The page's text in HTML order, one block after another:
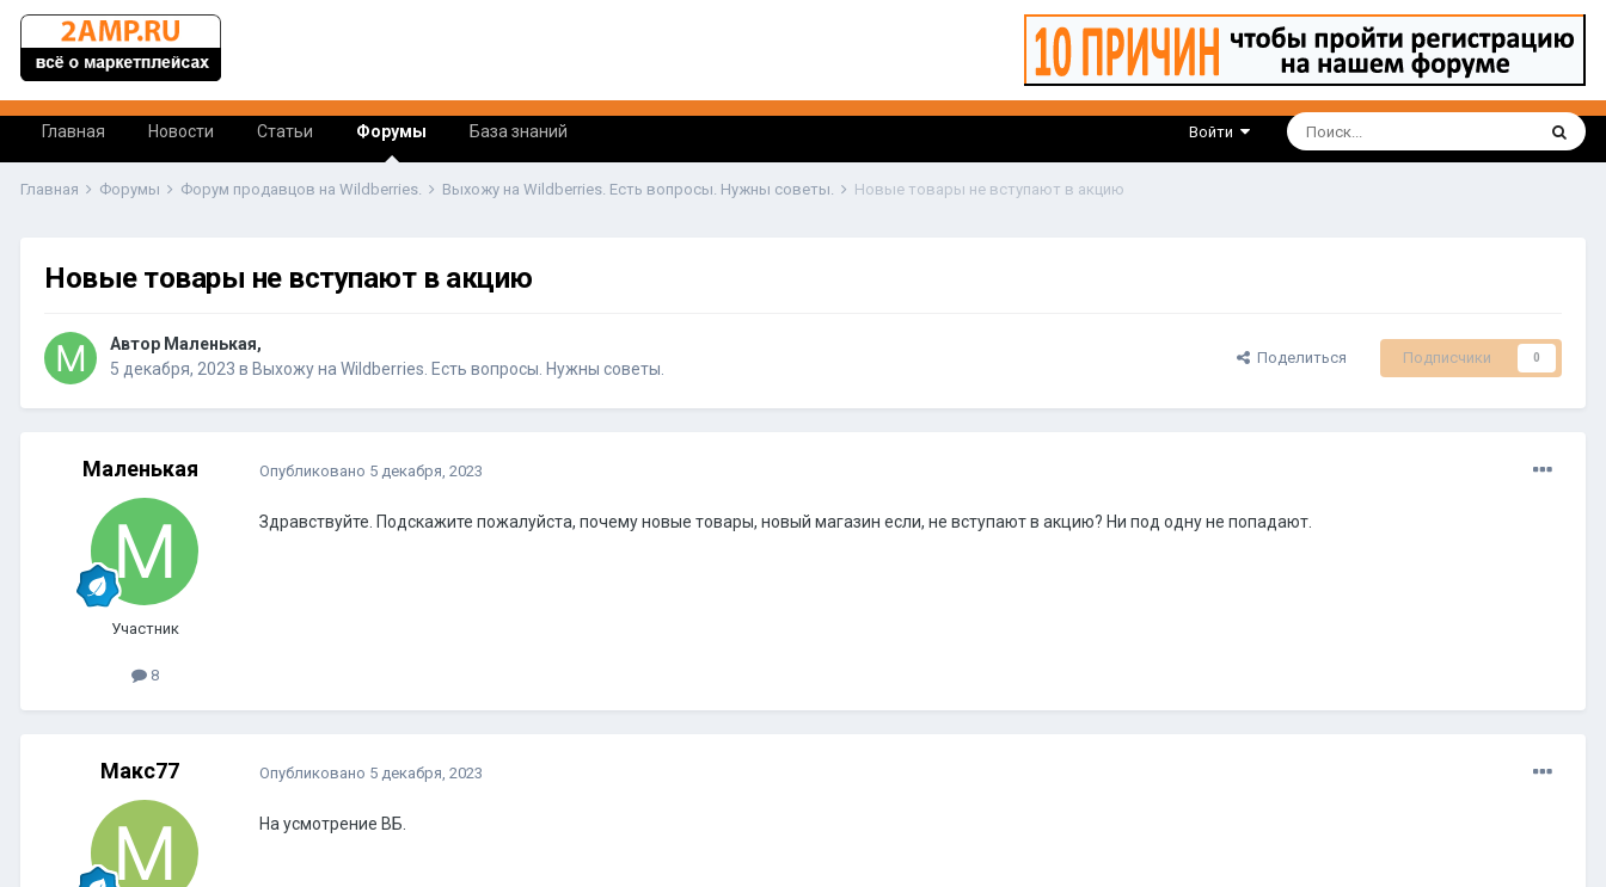
Главная Новости Статьи Форумы База знаний Войти
Главная Форумы Форум продавцов на Wildberries. Выхожу на Wildberries. Есть вопросы. Нужны советы. Новые товары не вступают в акцию
Новые товары не вступают в акцию
Автор Маленькая,
5 декабря, 2023 в Выхожу на Wildberries. Есть вопросы. Нужны советы.
Поделиться Подписчики 0
Маленькая
Участник
8
Опубликовано 5 декабря, 2023
Здравствуйте. Подскажите пожалуйста, почему новые товары, новый магазин если, не вступают в акцию? Ни под одну не попадают.
Макс77 Опубликовано 5 декабря, 2023
На усмотрение ВБ.